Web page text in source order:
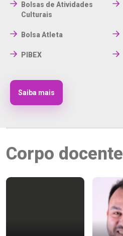
Bolsas de Atividades
Culturais
Bolsa Atleta
PIBEX
Saiba mais
Corpo docente